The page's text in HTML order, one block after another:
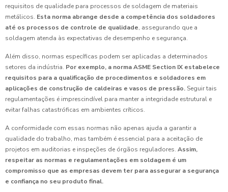
requisitos de qualidade para processos de soldagem de materiais
metálicos. Esta norma abrange desde a competência dos soldadores
até os processos de controle de qualidade, assegurando que a
soldagem atenda às expectativas de desempenho e segurança.
Além disso, normas específicas podem ser aplicadas a determinados
setores da indústria. Por exemplo, a norma ASME Section IX estabelece
requisitos para a qualificação de procedimentos e soldadores em
aplicações de construção de caldeiras e vasos de pressão. Seguir tais
regulamentações é imprescindível para manter a integridade estrutural e
evitar falhas catastróficas em ambientes críticos.
A conformidade com essas normas não apenas ajuda a garantir a
qualidade do trabalho, mas também é essencial para a aceitação de
projetos em auditorias e inspeções de órgãos reguladores. Assim,
respeitar as normas e regulamentações em soldagem é um
compromisso que as empresas devem ter para assegurar a segurança
e confiança no seu produto final.